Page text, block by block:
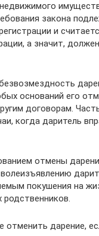
закона
и
а значит,
оснований его
договорам.
когда даритель
отмены
покушения на
родственников.
отменить дарение,